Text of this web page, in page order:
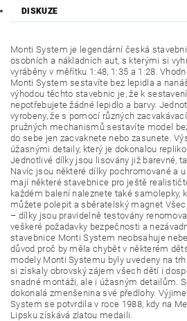
DISKUZE
Monti System je legendární česká
osobních a nákladních aut, s kterými si
vyráběny v měřítku 1:48, 1:35 a 1:28.
Monti System sestavíte bez lepidla a
výhodou těchto stavebnic je, že k
nepotřebujete žádné lepidlo a barvy.
vyrobeny, že s pomocí různých
pružných mechanismů sestavíte model
do sebe jen zacvaknete nebo zasunete.
úžasnými detaily, který je dokonalou
Jednotlivé dílky jsou lisovány již barevné,
Navíc jsou některé dílky pochromované a
mají některé stavebnice pro ještě
každém balení naleznete také samolepky,
můžete polepit a sběratelský magnet
– dílky jsou pravidelně testovány
veškeré požadavky bezpečnosti a
stavebnice Monti System neobsahuje
důvod proč by měla chybět v některém
modely Monti Systemu byly uvedeny na
si získaly obrovský zájem všech dětí i
snadné montáži, ale i úžasným detailům.
dokonalá zmenšenina své předlohy.
System se potvrdila v roce 1988, kdy na
Lipsku získává zlatou medaili.